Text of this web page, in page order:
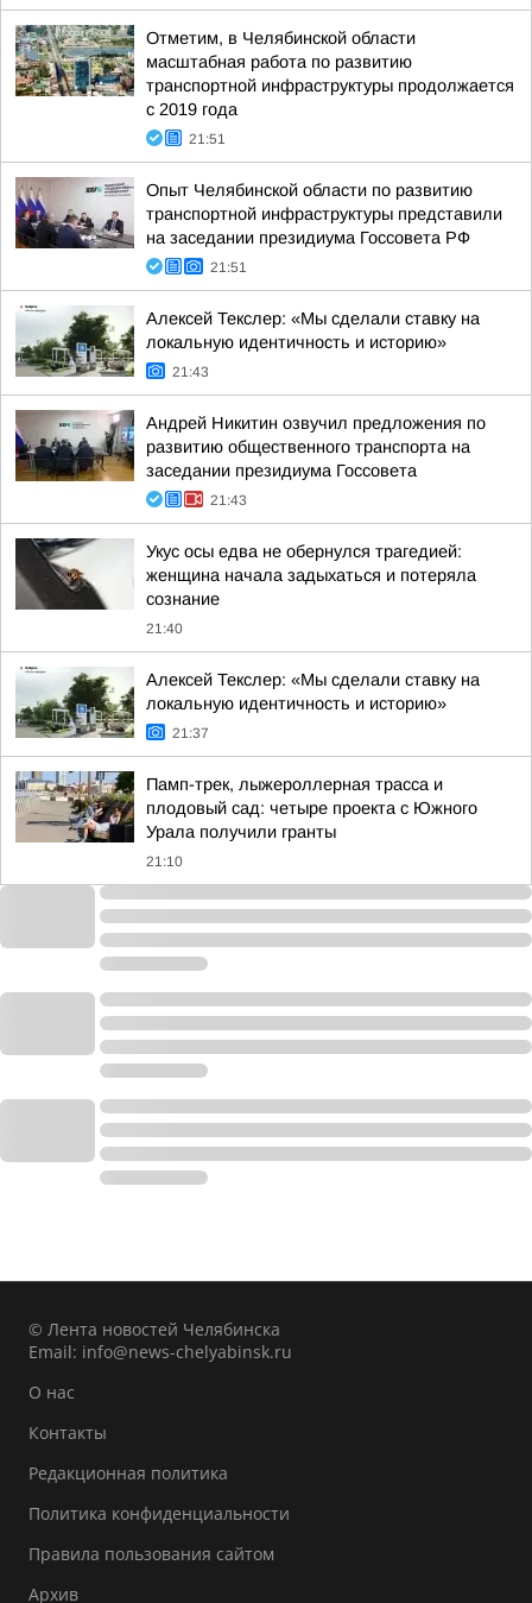
Отметим, в Челябинской области
масштабная работа по развитию
транспортной инфраструктуры продолжается
с 2019 года
21:51
Опыт Челябинской области по развитию
транспортной инфраструктуры представили
на заседании президиума Госсовета РФ
21:51
Алексей Текслер: «Мы сделали ставку на
локальную идентичность и историю»
21:43
Андрей Никитин озвучил предложения по
развитию общественного транспорта на
заседании президиума Госсовета
21:43
Укус осы едва не обернулся трагедией:
женщина начала задыхаться и потеряла
сознание
21:40
Алексей Текслер: «Мы сделали ставку на
локальную идентичность и историю»
21:37
Памп-трек, лыжероллерная трасса и
плодовый сад: четыре проекта с Южного
Урала получили гранты
21:10
© Лента новостей Челябинска
Email: info@news-chelyabinsk.ru
О нас
Контакты
Редакционная политика
Политика конфиденциальности
Правила пользования сайтом
Архив